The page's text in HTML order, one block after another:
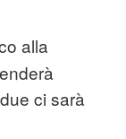
alla
ci sarà